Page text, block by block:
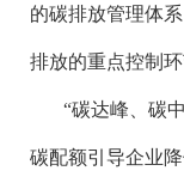
的碳排放管理体
排放的重点控制环
“碳达峰、碳
碳配额引导企业